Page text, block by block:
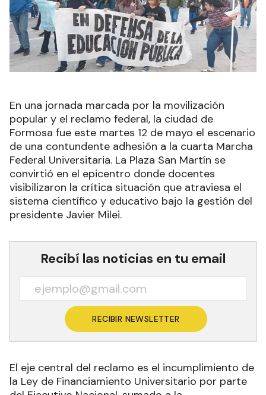
En una jornada marcada por la movilización
popular y el reclamo federal, la ciudad de
Formosa fue este martes 12 de mayo el escenario
de una contundente adhesión a la cuarta Marcha
Federal Universitaria. La Plaza San Martín se
convirtió en el epicentro donde docentes
visibilizaron la crítica situación que atraviesa el
sistema científico y educativo bajo la gestión del
presidente Javier Milei.
Recibí las noticias en tu email
RECIBIR NEWSLETTER
El eje central del reclamo es el incumplimiento de
la Ley de Financiamiento Universitario por parte